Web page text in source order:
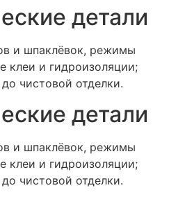
детали
и шпаклёвок, режимы
клеи и гидроизоляции;
чистовой отделки.
детали
и шпаклёвок, режимы
клеи и гидроизоляции;
чистовой отделки.